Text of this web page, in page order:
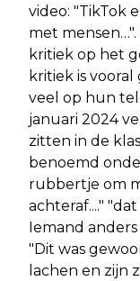
video: "TikTok
met
kritiek op het
kritiek is
veel op hun
januari 2024
zitten in de
benoemd
rubbertje om
achteraf...."
Iemand
"Dit was
lachen en zijn